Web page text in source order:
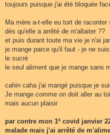
toujours puisque j'ai été bloquée
Ma mère a-t-elle eu tort de
dès qu'elle a arrêté de m'allaiter ??
et puis durant toute ma vie je n'ai
je mange parce qu'il faut - je ne
le sucré
le seul aliment que je mange sans
cahin caha j'ai mangé puisque je
Je mange comme on doit aller au
mais aucun plaisir
par contre mon 1º covid janvier
malade mais j'ai arrêté de